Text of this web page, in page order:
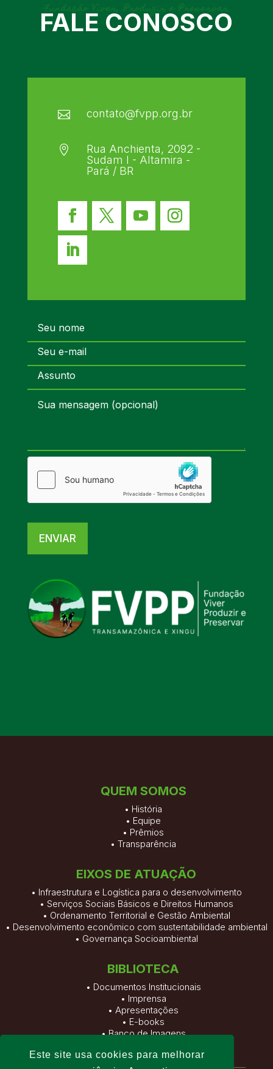
Fundação Viver, Produzir e Preservar
FALE CONOSCO
 contato@fvpp.org.br

Rua Anchienta, 2092 -
Sudam I - Altamira -
Pará / BR
ENVIAR
QUEM SOMOS
• História
• Equipe
• Prêmios
•Transparência
EIXOS DE ATUAÇÃO
• Infraestrutura e Logística para o desenvolvimento
• Serviços Sociais Básicos e Direitos Humanos
• Ordenamento Territorial e Gestão Ambiental
• Desenvolvimento econômico com sustentabilidade ambiental
• Governança Socioambiental
BIBLIOTECA
• Documentos Institucionais
• Imprensa
•Apresentações
• E-books
•Banco de Imagens
Este site usa cookies para melhorar